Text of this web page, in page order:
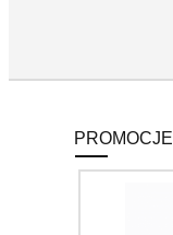
PROMOCJE